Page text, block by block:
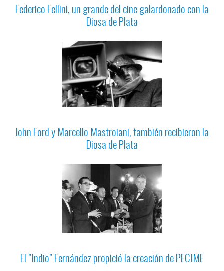
Federico Fellini, un grande del cine galardonado con la
Diosa de Plata
John Ford y Marcello Mastroiani, también recibieron la
Diosa de Plata
El ”Indio” Fernández propició la creación de PECIME